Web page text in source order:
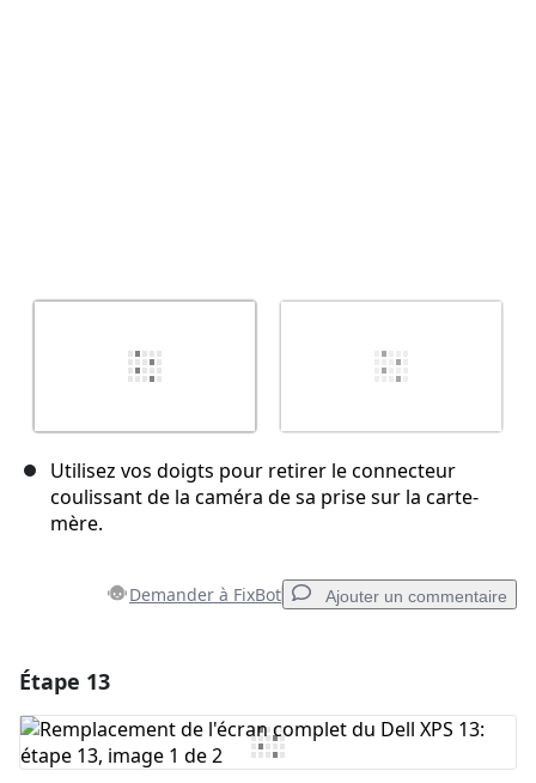
Utilisez vos doigts pour retirer le connecteur
coulissant de la caméra de sa prise sur la carte-
mère.
Demander à FixBot Ajouter un commentaire
Ajouter un commentaire
Étape 13